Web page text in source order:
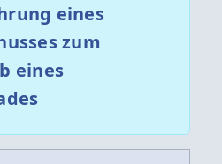
eines
zum
eines